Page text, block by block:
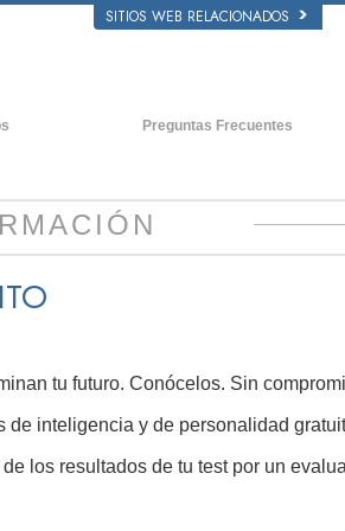
SITIOS WEB RELACIONADOS
Preguntas Frecuentes
Dentro de una Iglesia
tu futuro. Conócelos. Sin
de inteligencia y de personalidad
los resultados de tu test por un